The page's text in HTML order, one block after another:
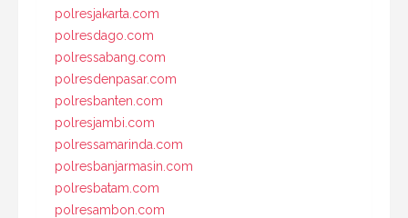
polresjakarta.com
polresdago.com
polressabang.com
polresdenpasar.com
polresbanten.com
polresjambi.com
polressamarinda.com
polresbanjarmasin.com
polresbatam.com
polresambon.com